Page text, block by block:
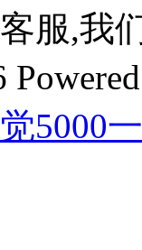
服,我
5000